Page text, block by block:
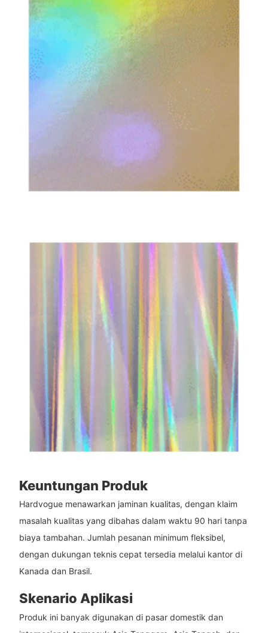
Keuntungan Produk
Hardvogue menawarkan jaminan kualitas, dengan klaim
masalah kualitas yang dibahas dalam waktu 90 hari tanpa
biaya tambahan. Jumlah pesanan minimum fleksibel,
dengan dukungan teknis cepat tersedia melalui kantor di
Kanada dan Brasil.
Skenario Aplikasi
Produk ini banyak digunakan di pasar domestik dan